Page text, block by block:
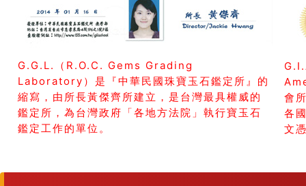
G.G.L.（R.O.C. Gems Grading
Laboratory）是『中華民國珠寶玉石鑑定所』的
縮寫，由所長黃傑齊所建立，是台灣最具權威的
鑑定所，為台灣政府「各地方法院」執行寶玉石
鑑定工作的單位。
會
各
文